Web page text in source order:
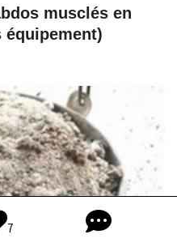
musclés en
équipement)
7